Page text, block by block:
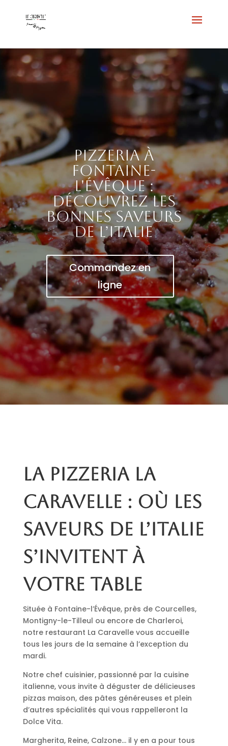
Pizzeria à
Fontaine-
l'Évêque :
découvrez les
bonnes saveurs
de l’Italie
Commandez en
ligne
La pizzeria La
Caravelle : où les
saveurs de l’Italie
s’invitent à
votre table
Située à Fontaine-l’Évêque, près de Courcelles,
Montigny-le-Tilleul ou encore de Charleroi,
notre restaurant La Caravelle vous accueille
tous les jours de la semaine à l’exception du
mardi.
Notre chef cuisinier, passionné par la cuisine
italienne, vous invite à déguster de délicieuses
pizzas maison, des pâtes généreuses et plein
d’autres spécialités qui vous rappelleront la
Dolce Vita.
Margherita, Reine, Calzone… il y en a pour tous